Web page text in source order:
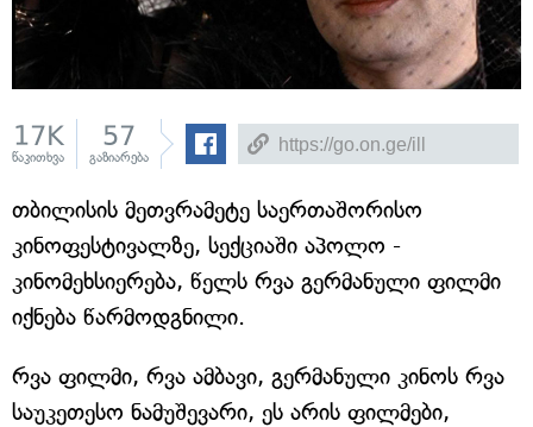
17K
წაკითხვა
57
გაზიარება
თბილისის მეთვრამეტე საერთაშორისო
კინოფესტივალზე, სექციაში აპოლო -
კინომეხსიერება, წელს რვა გერმანული ფილმი
იქნება წარმოდგნილი.
რვა ფილმი, რვა ამბავი, გერმანული კინოს რვა
საუკეთესო ნამუშევარი, ეს არის ფილმები,